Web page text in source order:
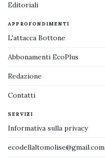
Editoriali
APPROFONDIMENTI
L'attacca Bottone
Abbonamenti EcoPlus
Redazione
Contatti
SERVIZI
Informativa sulla privacy
ecodellaltomolise@gmail.com